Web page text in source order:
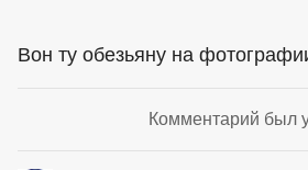
Вон ту обезьяну на
Комментарий был